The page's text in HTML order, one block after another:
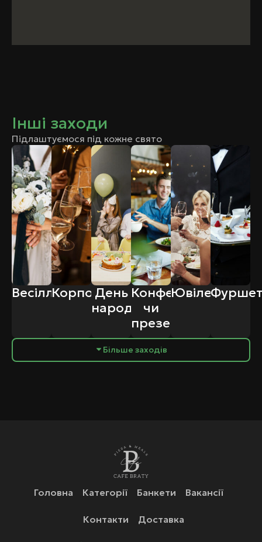
Інші заходи
Підлаштуємося під кожне свято
ВесілляКорпоратив
День
народження
Конференція
чи
презентація
Ювілей
Більше заходів
Головна Категорії Банкети Вакансії
Контакти Доставка